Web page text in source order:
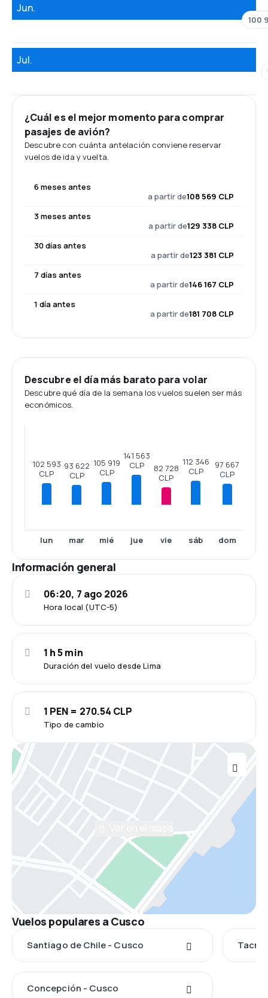
Jun.
100
Jul.
¿Cuál es el mejor momento para comprar
pasajes de avión?
Descubre con cuánta antelación conviene reservar
vuelos de ida y vuelta.
6 meses antes
a partir de108 569 CLP
3 meses antes
a partir de129 338 CLP
30 días antes
a partir de123 381 CLP
7 días antes
a partir de146 167 CLP
1 día antes
a partir de181 708 CLP
Descubre el día más barato para volar
Descubre qué día de la semana los vuelos suelen ser más
económicos.
102 593
CLP
lun
93 622
CLP
mar
105 919
CLP
mié
141 563
CLP
jue
82 728
CLP
vie
112 346
CLP
sáb
97 667
CLP
dom
Información general
Hora local (UTC-5)
06:20, 7 ago 2026
Duración del vuelo desde Lima
1 h 5 min
Tipo de cambio
1 PEN = 270.54 CLP
Vuelos populares a Cusco
Santiago de Chile - Cusco
Concepción - Cusco